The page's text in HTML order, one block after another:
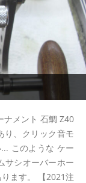
ナメント 石鯛 Z40
り、クリック音モ
このような ケー
サシオーバーホー
ます。 【2021注